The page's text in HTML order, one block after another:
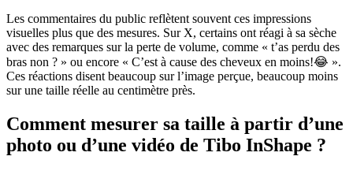
Les commentaires du public reflètent souvent ces impressions
visuelles plus que des mesures. Sur X, certains ont réagi à sa sèche
avec des remarques sur la perte de volume, comme « t’as perdu des
bras non ? » ou encore « C’est à cause des cheveux en moins!😂 ».
Ces réactions disent beaucoup sur l’image perçue, beaucoup moins
sur une taille réelle au centimètre près.
Comment mesurer sa taille à partir d’une
photo ou d’une vidéo de Tibo InShape ?